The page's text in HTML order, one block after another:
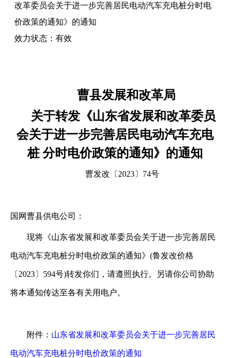
改革委员会关于进一步完善居民电动汽车充电桩分时电
价政策的通知》的通知
效力状态： 有效
曹县发展和改革局
关于转发《山东省发展和改革委员
会关于进一步完善居民电动汽车充电
桩 分时电价政策的通知》的通知
曹发改 〔 2023〕74号
国网曹县供电公司：
现将《山东省发展和改革委员会关于进一步完善居民
电动汽车充电桩分时电价政策的通知》 (鲁发改价格
〔2023〕594号)转发你们，请遵照执行。另请你公司协助
将本通知传达至各有关用电户。
附件： 山东省发展和改革委员会关于进一步完善居民
电动汽车充电桩分时电价政策的通知